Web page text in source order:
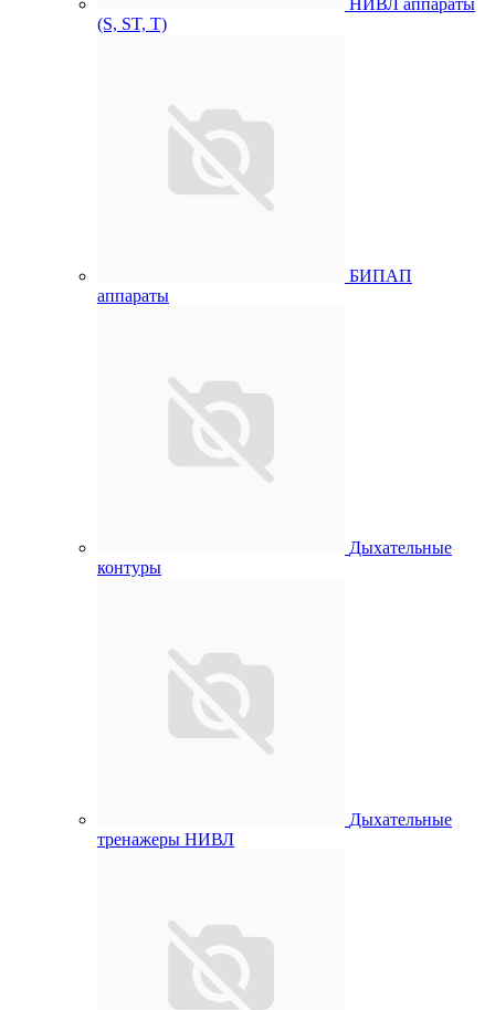
НИВЛ аппараты
(S, ST, T)
БИПАП
аппараты
Дыхательные
контуры
Дыхательные
тренажеры НИВЛ